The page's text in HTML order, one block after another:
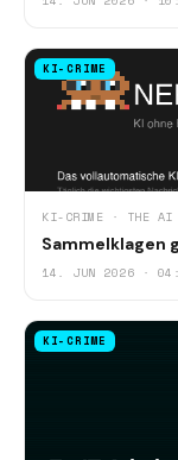
KI-CRIME
KI-CRIME · THE AI
Sammelklagen
14. JUN 2026 ·
KI-CRIME